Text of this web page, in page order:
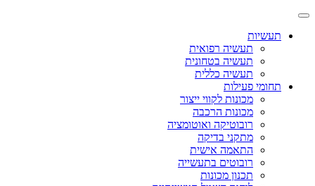
תעשיות
תעשיה רפואית
תעשיה בטחונית
תעשיה כללית
תחומי פעילות
מכונות לקווי ייצור
מכונות הרכבה
רובוטיקה ואוטומציה
מתקני בדיקה
התאמה אישית
רובוטים בתעשייה
תכנון מכונות